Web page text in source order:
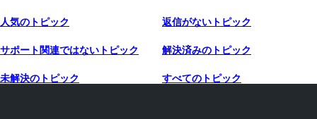
人気のトピック 返信がないトピック
サポート関連ではないトピック 解決済みのトピック
未解決のトピック すべてのトピック